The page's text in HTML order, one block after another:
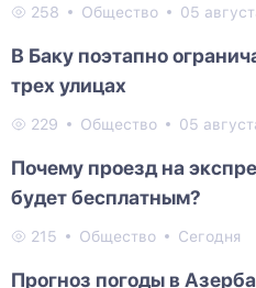
258 Общество 05
В Баку поэтапно
трех улицах
229 Общество 05
Почему проезд на
будет бесплатным?
215 Общество Сегодня
Прогноз погоды в